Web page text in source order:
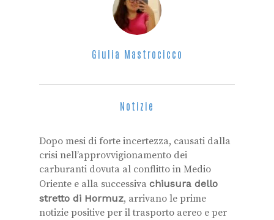
Giulia Mastrocicco
Notizie
Dopo mesi di forte incertezza, causati dalla
crisi nell’approvvigionamento dei
carburanti dovuta al conflitto in Medio
Oriente e alla successiva chiusura dello
stretto di Hormuz, arrivano le prime
notizie positive per il trasporto aereo e per